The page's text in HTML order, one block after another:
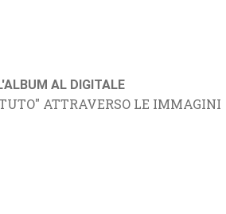
AL DIGITALE
ATTRAVERSO LE IMMAGINI